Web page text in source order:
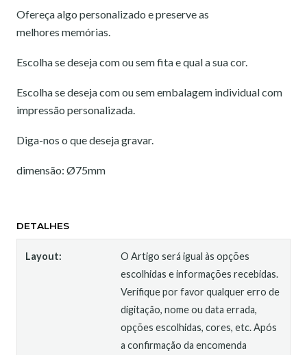
Ofereça algo personalizado e preserve as
melhores memórias.
Escolha se deseja com ou sem fita e qual a sua cor.
Escolha se deseja com ou sem embalagem individual com
impressão personalizada.
Diga-nos o que deseja gravar.
dimensão: Ø75mm
DETALHES
Layout:
O Artigo será igual às opções
escolhidas e informações recebidas.
Verifique por favor qualquer erro de
digitação, nome ou data errada,
opções escolhidas, cores, etc. Após
a confirmação da encomenda